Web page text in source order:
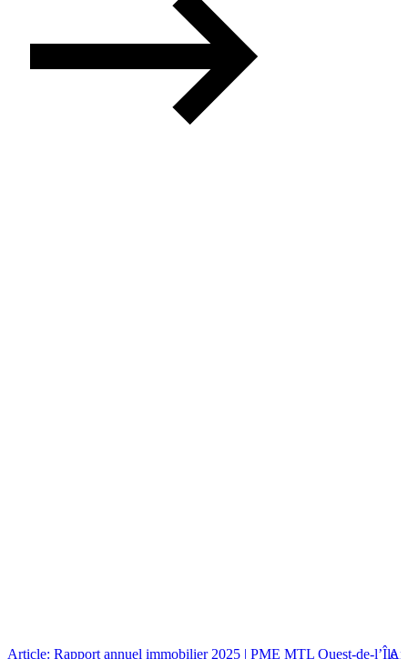
Article: Rapport annuel immobilier 2025 | PME MTL Ouest-de-l’Île